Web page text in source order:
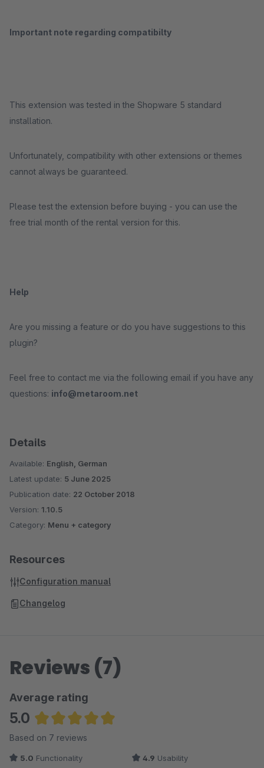
Important note regarding compatibilty
This extension was tested in the Shopware 5 standard
installation.
Unfortunately, compatibility with other extensions or themes
cannot always be guaranteed.
Please test the extension before buying - you can use the
free trial month of the rental version for this.
Help
Are you missing a feature or do you have suggestions to this
plugin?
Feel free to contact me via the following email if you have any
questions: info@metaroom.net
Details
Available: English, German
Latest update: 5 June 2025
Publication date: 22 October 2018
Version: 1.10.5
Category: Menu + category
Resources
Configuration manual
Changelog
Reviews (7)
Average rating
5.0
Average rating of 5 out of 5 stars
Based on 7 reviews
5.0 Functionality 4.9 Usability